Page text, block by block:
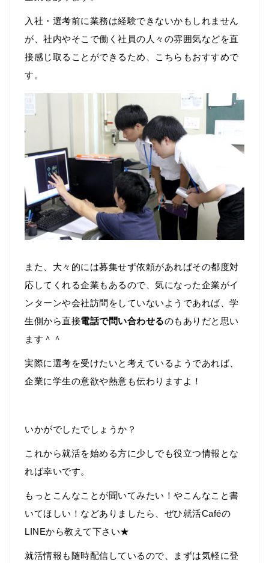
入社・選考前に業務は経験できないかもしれません
が、社内やそこで働く社員の人々の雰囲気などを直
接感じ取ることができるため、こちらもおすすめで
す。
また、大々的には募集せず依頼があればその都度対
応してくれる企業もあるので、気になった企業がイ
ンターンや会社訪問をしていないようであれば、学
生側から直接電話で問い合わせるのもありだと思い
ます＾＾
実際に選考を受けたいと考えているようであれば、
企業に学生の意欲や熱意も伝わりますよ！
いかがでしたでしょうか？
これから就活を始める方に少しでも役立つ情報とな
れば幸いです。
もっとこんなことが聞いてみたい！やこんなこと書
いてほしい！などありましたら、ぜひ就活Caféの
LINEから教えて下さい★
就活情報も随時配信しているので、まずは気軽に登